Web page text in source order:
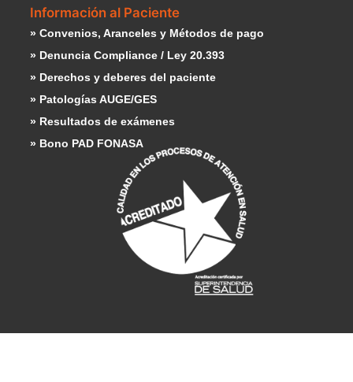
Información al Paciente
» Convenios, Aranceles y Métodos de pago
» Denuncia Compliance / Ley 20.393
» Derechos y deberes del paciente
» Patologías AUGE/GES
» Resultados de exámenes
» Bono PAD FONASA